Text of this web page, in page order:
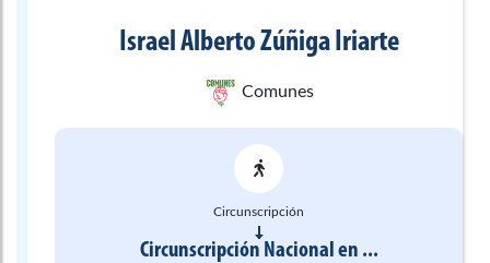
Israel AlbertoZúñiga Iriarte
Comunes
Circunscripción
Circunscripción Nacional en ...